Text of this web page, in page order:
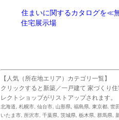
住まいに関するカタログを≪
住宅展示場
【人気（所在地エリア）カテゴリ一覧】
クリックすると新築／一戸建て 家づくり
レクトショップがリストアップされます。
北海道 札幌市 仙台市 山形県 福島県 東京都 世
いたま市
所沢市 千葉県 茨城県 栃木県 群馬県